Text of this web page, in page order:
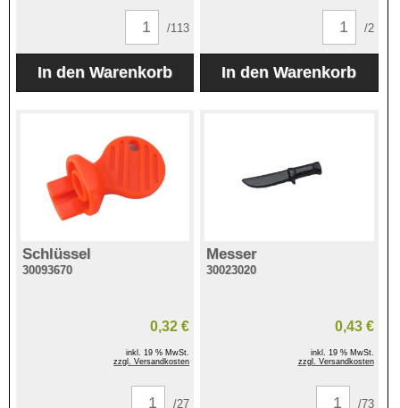
/113 /2
Schlüssel
30093670
0,32 €
inkl. 19 % MwSt.
zzgl. Versandkosten
/27
Messer
30023020
0,43 €
inkl. 19 % MwSt.
zzgl. Versandkosten
/73